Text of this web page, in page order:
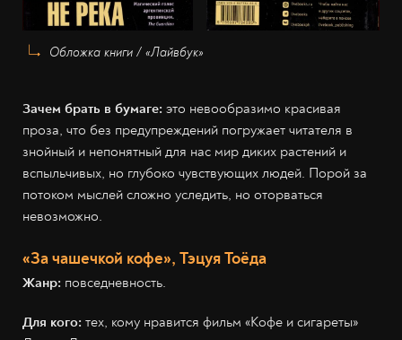
Обложка книги / «Лайвбук»
Зачем брать в бумаге: это невообразимо красивая
проза, что без предупреждений погружает читателя в
знойный и непонятный для нас мир диких растений и
вспыльчивых, но глубоко чувствующих людей. Порой за
потоком мыслей сложно уследить, но оторваться
невозможно.
«За чашечкой кофе», Тэцуя Тоёда
Жанр: повседневность.
Для кого: тех, кому нравится фильм «Кофе и сигареты»